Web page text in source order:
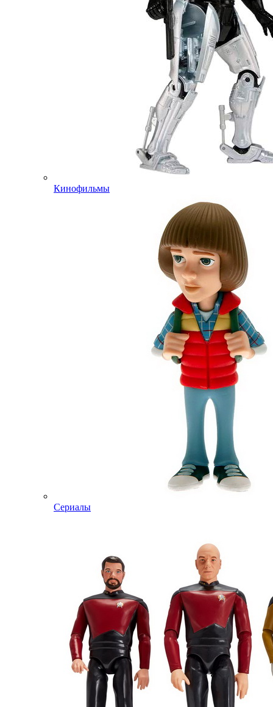
Кинофильмы
Сериалы